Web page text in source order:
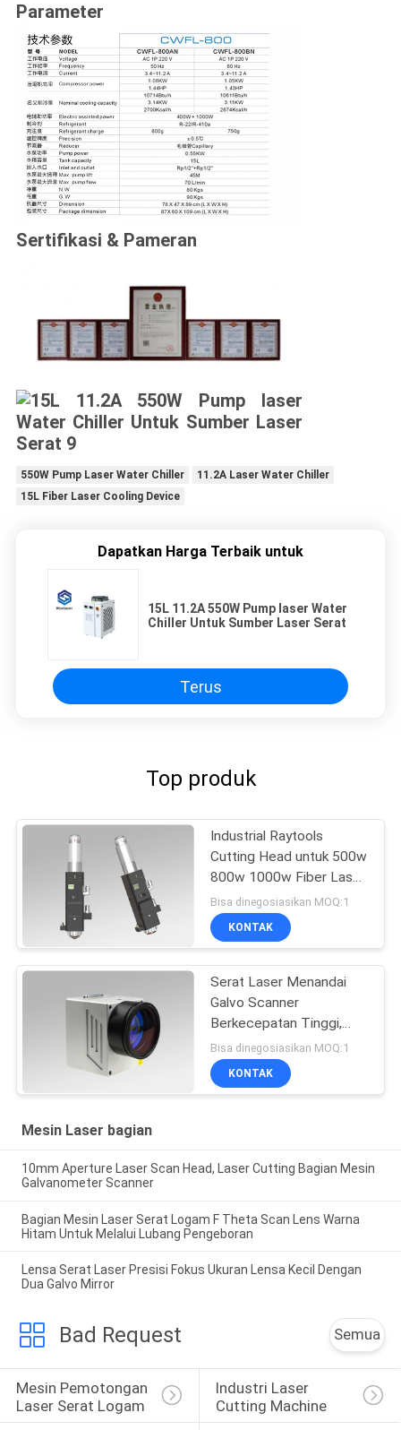
Parameter
Sertifikasi & Pameran
550W Pump Laser Water Chiller
11.2A Laser Water Chiller
15L Fiber Laser Cooling Device
Dapatkan Harga Terbaik untuk
15L 11.2A 550W Pump laser Water
Chiller Untuk Sumber Laser Serat
Terus
Top produk
Industrial Raytools
Cutting Head untuk 500w
800w 1000w Fiber Laser
Cutting Machine
Bisa dinegosiasikan MOQ:1
KONTAK
Serat Laser Menandai
Galvo Scanner
Berkecepatan Tinggi,
1064nm Galvo Scan
Head
Bisa dinegosiasikan MOQ:1
KONTAK
Mesin Laser bagian
10mm Aperture Laser Scan Head, Laser Cutting Bagian Mesin
Galvanometer Scanner
Bagian Mesin Laser Serat Logam F Theta Scan Lens Warna
Hitam Untuk Melalui Lubang Pengeboran
Lensa Serat Laser Presisi Fokus Ukuran Lensa Kecil Dengan
Dua Galvo Mirror
Bad Request Semua
Mesin Pemotongan
Laser Serat Logam
Industri Laser
Cutting Machine